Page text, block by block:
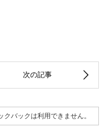
クバックは利用できません。